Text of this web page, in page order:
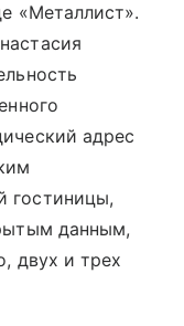
«Металлист».
адрес
гостиницы,
данным,
двух и трех